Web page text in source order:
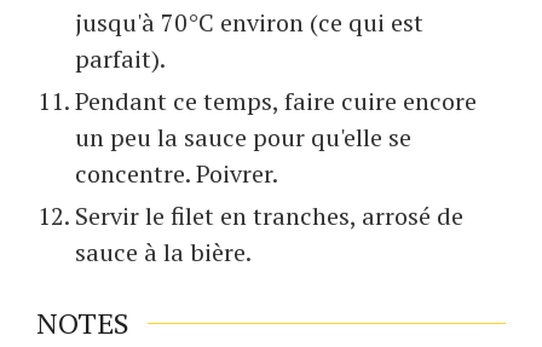
jusqu'à 70°C environ (ce qui est
parfait).
Pendant ce temps, faire cuire encore
un peu la sauce pour qu'elle se
concentre. Poivrer.
Servir le filet en tranches, arrosé de
sauce à la bière.
NOTES